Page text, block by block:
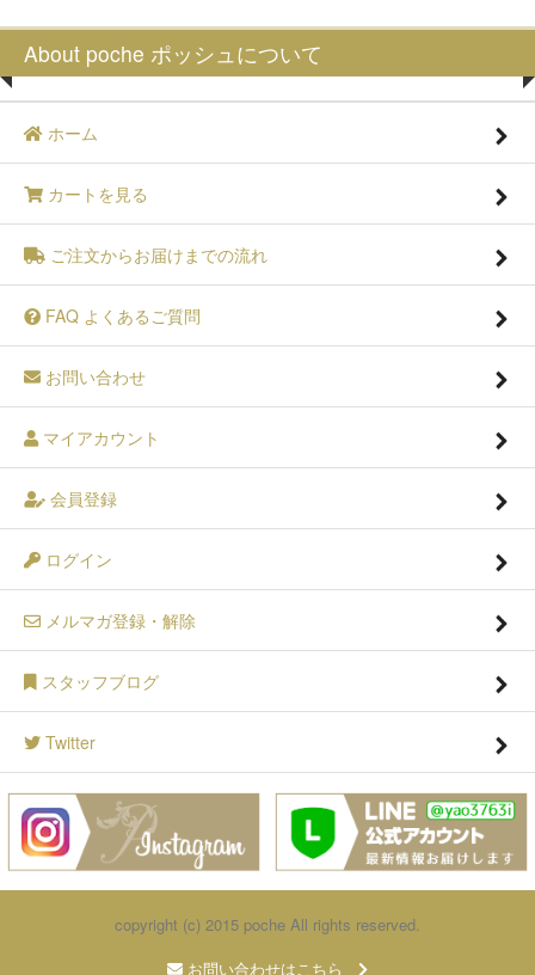
About poche ポッシュについて
ホーム
カートを見る
ご注文からお届けまでの流れ
FAQ よくあるご質問
お問い合わせ
マイアカウント
会員登録
ログイン
メルマガ登録・解除
スタッフブログ
Twitter
copyright (c) 2015 poche All rights reserved.
お問い合わせはこちら